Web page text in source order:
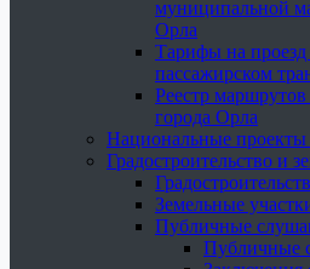
муниципальной
Орла
Тарифы на проезд
пассажирском
Реестр
города Орла
Национальные
Градостроительство и
Земельные
Публичные
Публичные